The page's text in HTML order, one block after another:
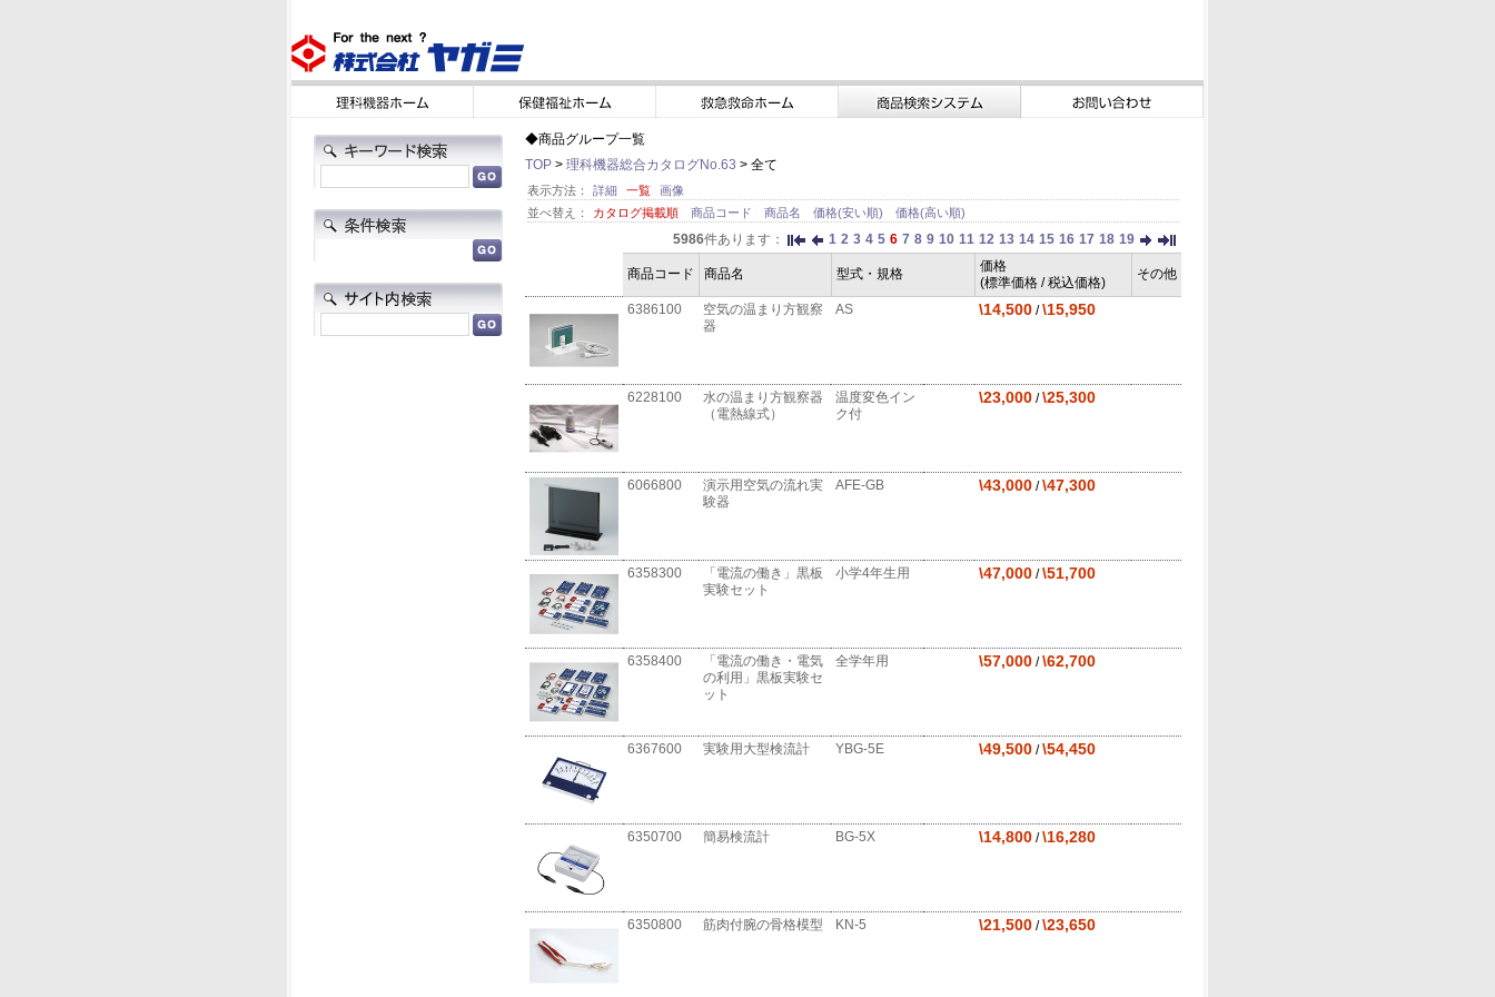
◆商品グループ一覧
TOP > 理科機器総合カタログNo.63 > 全て
表示方法： 詳細 一覧
画像
並べ替え：
カタログ掲載順 商品コード 商品名 価格(安い順) 価格(高い順)
5986件あります： 1 2 3 4 5 6 7 8 9 10 11 12 13 14 15 16 17 18 19
商品コード 商品名 型式・規格
価格
(標準価格 / 税込価格)
その他
6386100
空気の温まり方観察
器
AS \14,500 /\15,950
6228100
水の温まり方観察器
（電熱線式）
温度変色イン
ク付
\23,000 /\25,300
6066800
演示用空気の流れ実
験器
AFE-GB \43,000 /\47,300
6358300
「電流の働き」黒板
実験セット
小学4年生用 \47,000 /\51,700
6358400
「電流の働き・電気
の利用」黒板実験セ
ット
全学年用 \57,000 /\62,700
6367600 実験用大型検流計 YBG-5E \49,500 /\54,450
6350700 簡易検流計 BG-5X \14,800 /\16,280
6350800 筋肉付腕の骨格模型 KN-5 \21,500 /\23,650